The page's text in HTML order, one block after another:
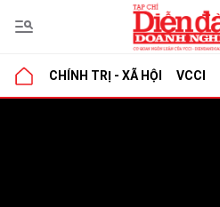
CHÍNH TRỊ - XÃ HỘI VCCI